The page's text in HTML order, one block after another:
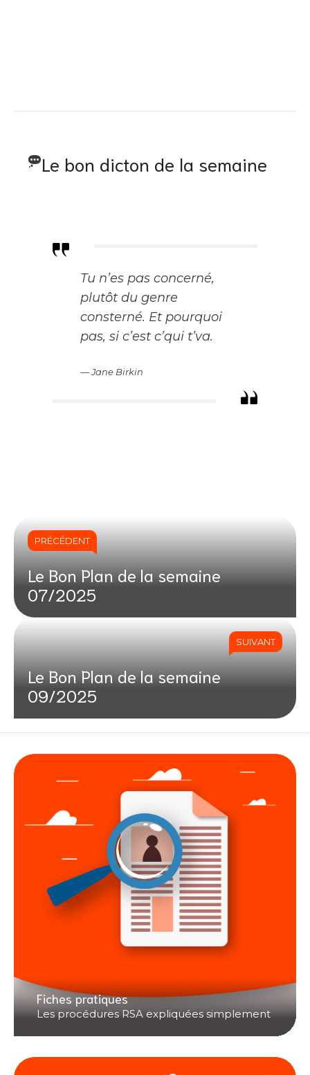
Le bon dicton de la semaine
Tu n’es pas concerné,
plutôt du genre
consterné. Et pourquoi
pas, si c’est c’qui t’va.
— Jane Birkin
PRÉCÉDENT
Le Bon Plan de la semaine
07/2025
SUIVANT
Le Bon Plan de la semaine
09/2025
Fiches pratiques
Les procédures RSA expliquées simplement